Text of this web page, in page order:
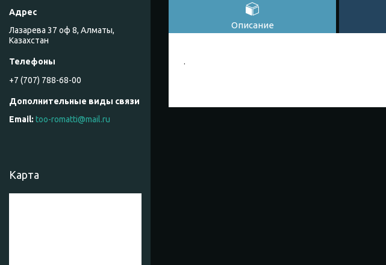
Описание
.
Лазарева 37 оф 8, Алматы,
Казахстан
+7 (707) 788-68-00
too-romatti@mail.ru
Карта